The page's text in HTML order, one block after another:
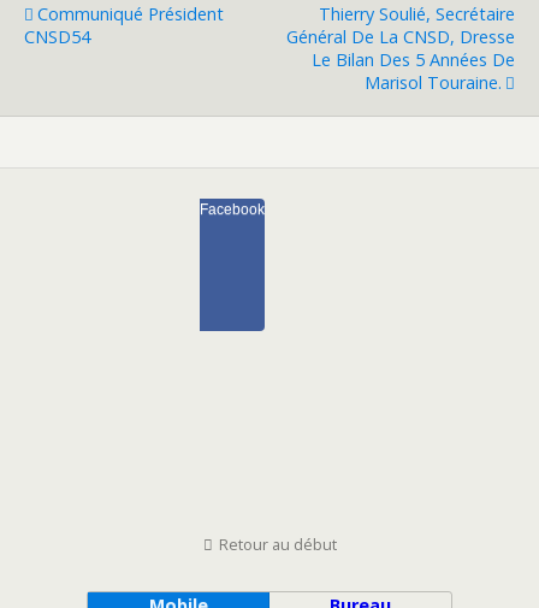
Communiqué Président
CNSD54
Thierry Soulié, Secrétaire
Général De La CNSD, Dresse
Le Bilan Des 5 Années De
Marisol Touraine.
Facebook
Retour au début